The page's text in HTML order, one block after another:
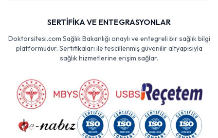
SERTİFİKA VE ENTEGRASYONLAR
Doktorsitesi.com Sağlık Bakanlığı onaylı ve entegreli bir sağlık bilgi
platformudur. Sertifikaları ile tescillenmiş güvenilir altyapısıyla
sağlık hizmetlerine erişim sağlar.